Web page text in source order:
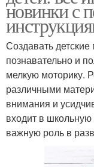
новинки с
Создавать
познавательно и
мелкую моторику.
различными
внимания и
входит в
важную роль в